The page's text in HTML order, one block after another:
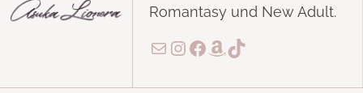
Romantasy und New Adult.
E-MailInstagram
Facebook
Amazon
TikTok